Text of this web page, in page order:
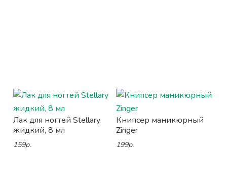
Лак для ногтей Stellary
жидкий, 8 мл
159р.
Книпсер маникюрный
Zinger
199р.